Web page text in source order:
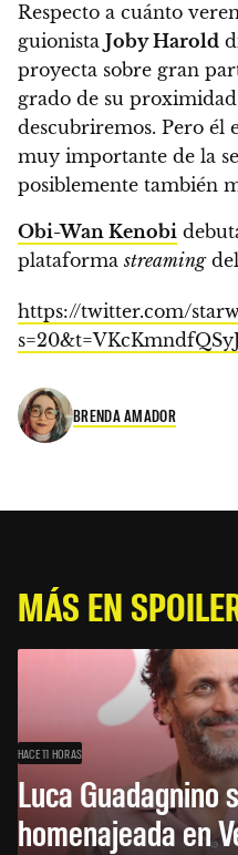
Respecto a cuánto
guionista Joby Harold
proyecta sobre gran
grado de su proximidad
descubriremos. Pero él
muy importante de la
posiblemente también
Obi-Wan Kenobi
plataformastreaming
https://twitter.com/
BRENDA AMADOR
MÁS EN
HACE 11 HORAS
Luca Guadagnino
homenajeada en